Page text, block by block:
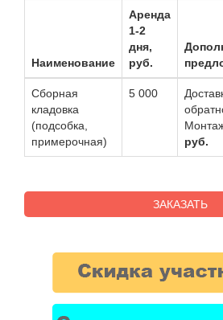
Аренда вешалок и рейлов
Аренда мобильных стендов
Аренда экрана
Примерочная кабинка
Аренда флипчарта
Аренда занавеса
Аренда столов
Наименование
Аренда
1-2
дня,
руб.
Сборная
кладовка
(подсобка,
примерочная)
5 000
руб.
ЗАКАЗАТЬ